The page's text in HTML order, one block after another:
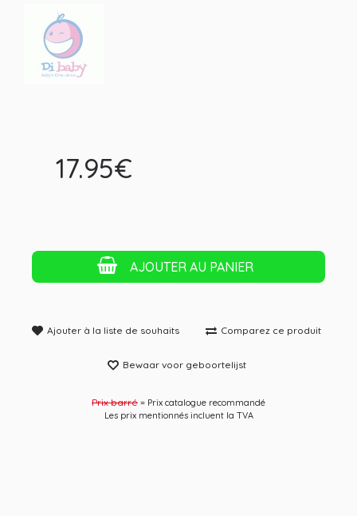
17.95€
AJOUTER AU PANIER
Ajouter à la liste de souhaits Comparez ce produit
Bewaar voor geboortelijst
Prix ​​barré = Prix catalogue recommandé
Les prix mentionnés incluent la TVA